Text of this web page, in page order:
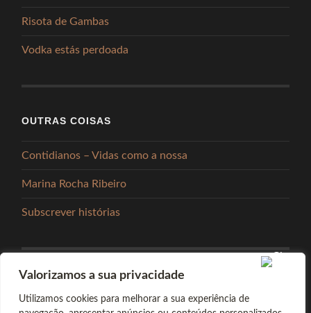
Valorizamos a sua privacidade
Utilizamos cookies para melhorar a sua experiência de
Risota de Gambas
Vodka estás perdoada
OUTRAS COISAS
Contidianos – Vidas como a nossa
Marina Rocha Ribeiro
Subscrever histórias